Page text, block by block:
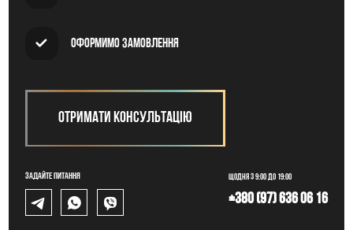
Оформимо замовлення
Отримати консультацію
Задайте питання Щодня з 9:00 до 19:00
+380 (97) 636 06 16